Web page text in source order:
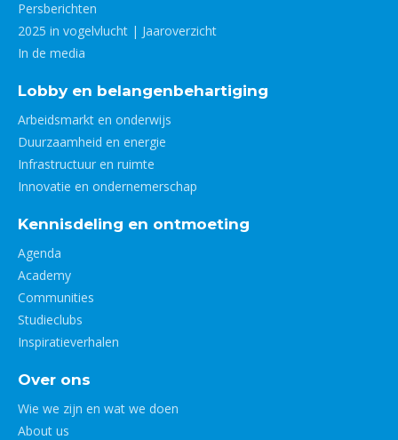
Persberichten
2025 in vogelvlucht | Jaaroverzicht
In de media
Lobby en belangenbehartiging
Arbeidsmarkt en onderwijs
Duurzaamheid en energie
Infrastructuur en ruimte
Innovatie en ondernemerschap
Kennisdeling en ontmoeting
Agenda
Academy
Communities
Studieclubs
Inspiratieverhalen
Over ons
Wie we zijn en wat we doen
About us